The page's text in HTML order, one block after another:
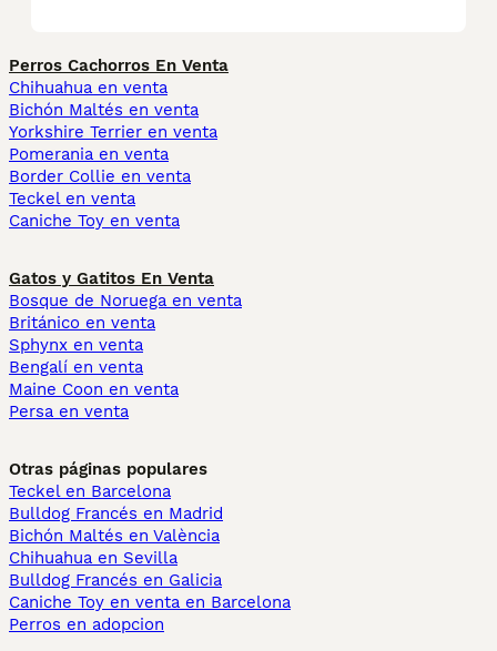
Perros Cachorros En Venta
Chihuahua en venta
Bichón Maltés en venta
Yorkshire Terrier en venta
Pomerania en venta
Border Collie en venta
Teckel en venta
Caniche Toy en venta
Gatos y Gatitos En Venta
Bosque de Noruega en venta
Británico en venta
Sphynx en venta
Bengalí en venta
Maine Coon en venta
Persa en venta
Otras páginas populares
Teckel en Barcelona
Bulldog Francés en Madrid
Bichón Maltés en València
Chihuahua en Sevilla
Bulldog Francés en Galicia
Caniche Toy en venta en Barcelona
Perros en adopcion